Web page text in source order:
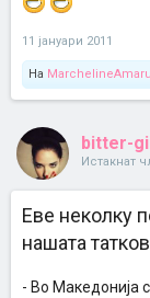
11 јануари 2011
На MarchelineAmaru
bitter-
Истакнат
Еве неколку
нашата
- Во Македонија